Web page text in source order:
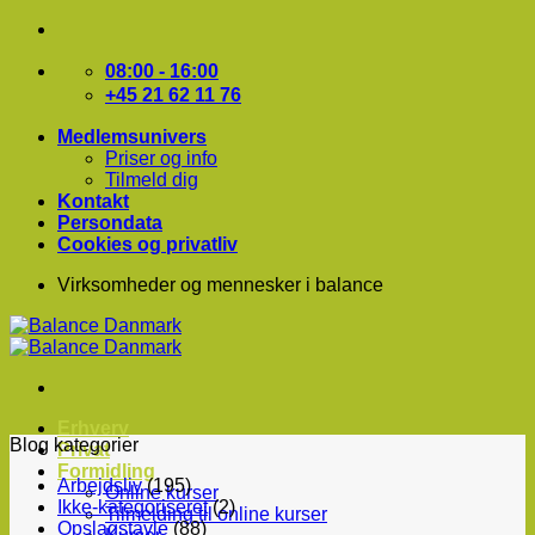
Fortsæt
indhold
08:00 - 16:00
+45 21 62 11 76
Medlemsunivers
Priser og info
Tilmeld dig
Kontakt
Persondata
Cookies og privatliv
Virksomheder og mennesker i balance
Privat
Formidling
Online kurser
Tilmelding til online kurser
Blog kategorier
Arbejdsliv(195)
Ikke-kategoriseret(2)
Opslagstavle(88)